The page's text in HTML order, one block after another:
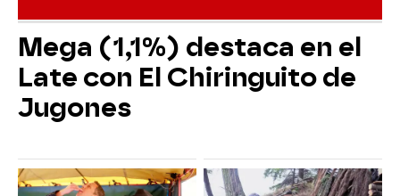
Mega (1,1%) destaca en el
Late con El Chiringuito de
Jugones